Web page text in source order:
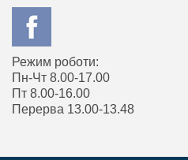
Режим роботи:
Пн-Чт 8.00-17.00
Пт 8.00-16.00
Перерва 13.00-13.48